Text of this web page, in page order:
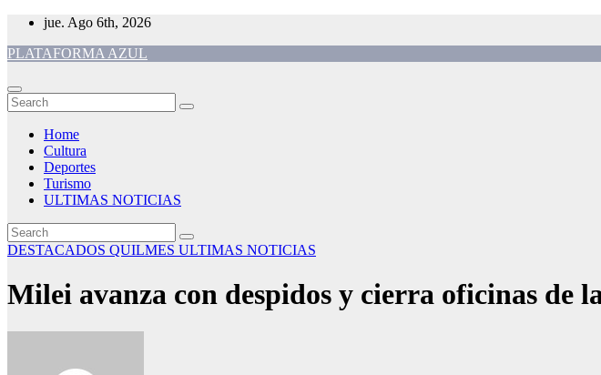
Skip
content
jue. Ago 6th, 2026
PLATAFORMA AZUL
Home
Cultura
Deportes
Turismo
ULTIMAS NOTICIAS
DESTACADOS QUILMES ULTIMAS NOTICIAS
Milei avanza con despidos y cierra oficinas de